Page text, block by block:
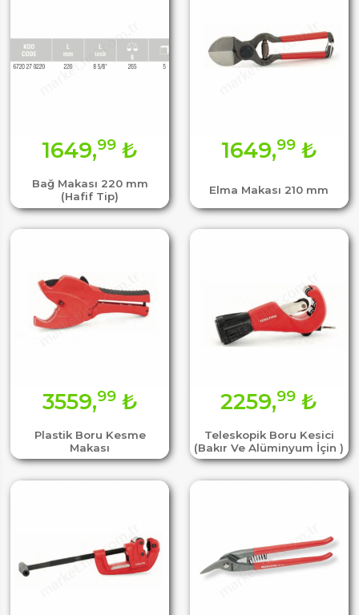
Bağ Makası 220 mm
(Hafif Tip)
1649,99 ₺
Elma Makası 210 mm
1649,99₺
Plastik Boru Kesme
Makası
3559,99₺
Teleskopik Boru Kesici
(Bakır Ve Alüminyum İçin )
2259,99 ₺